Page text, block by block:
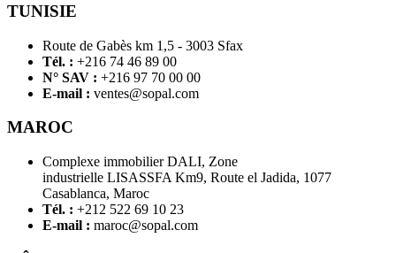
TUNISIE
Route de Gabès km 1,5 - 3003 Sfax
Tél. : +216 74 46 89 00
N° SAV : +216 97 70 00 00
E-mail : ventes@sopal.com
MAROC
Complexe immobilier DALI, Zone
industrielle LISASSFA Km9, Route el Jadida, 1077
Casablanca, Maroc
Tél. : +212 522 69 10 23
E-mail : maroc@sopal.com